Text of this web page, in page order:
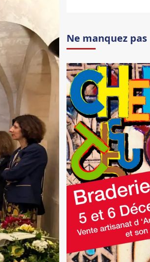
Ne manquez pas